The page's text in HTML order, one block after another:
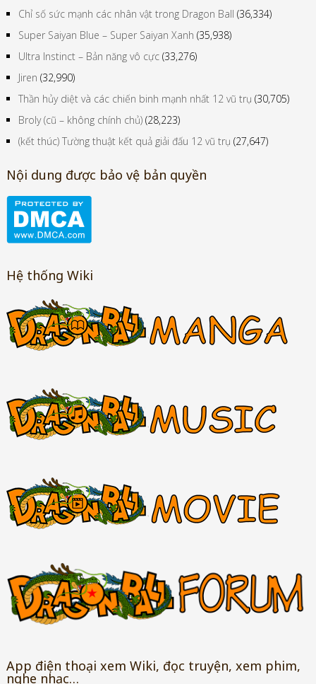
Chỉ số sức mạnh các nhân vật trong Dragon Ball (36,334)
Super Saiyan Blue – Super Saiyan Xanh (35,938)
Ultra Instinct – Bản năng vô cực (33,276)
Jiren (32,990)
Thần hủy diệt và các chiến binh mạnh nhất 12 vũ trụ (30,705)
Broly (cũ – không chính chủ) (28,223)
(kết thúc) Tường thuật kết quả giải đấu 12 vũ trụ (27,647)
Nội dung được bảo vệ bản quyền
Hệ thống Wiki
App điện thoại xem Wiki, đọc truyện, xem phim,
nghe nhạc…